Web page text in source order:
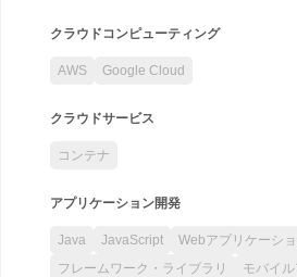
クラウドコンピューティング
AWS Google Cloud
クラウドサービス
コンテナ
アプリケーション開発
Java JavaScript
Webアプリケーシ
フレームワーク・ライブラリ
モバイ